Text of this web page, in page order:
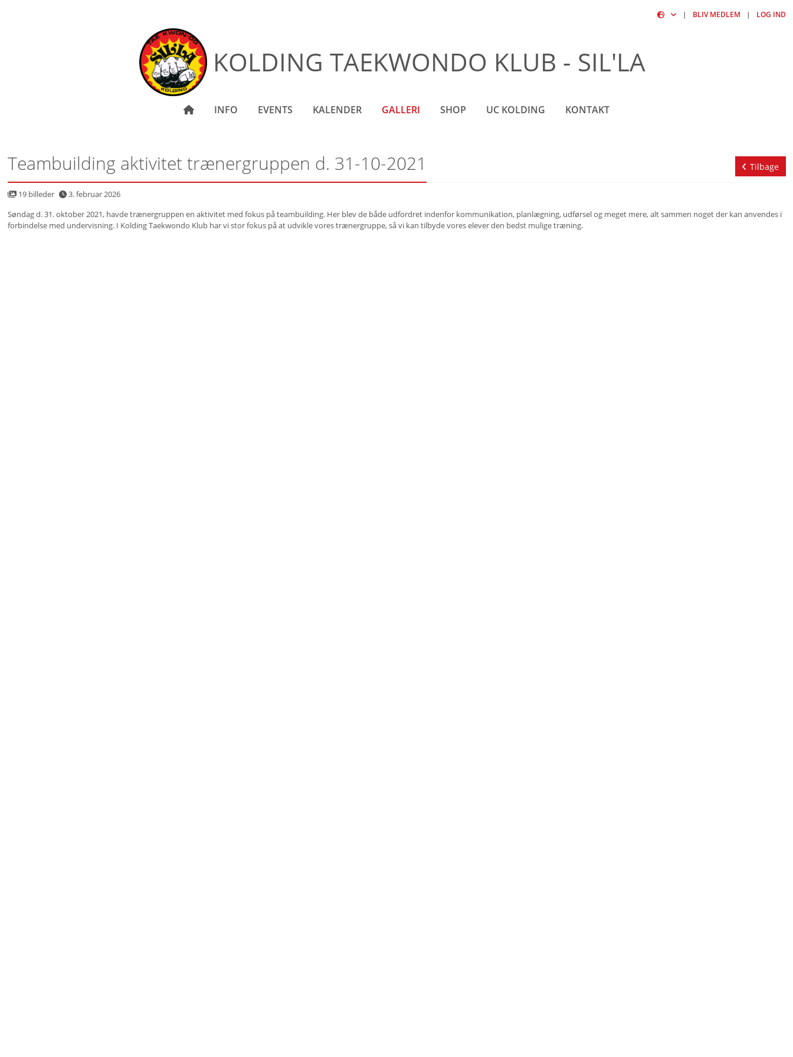
| BLIV MEDLEM | LOG IND
KOLDING TAEKWONDO KLUB - SIL'LA
INFO EVENTS KALENDER GALLERI SHOP UC KOLDING KONTAKT
Teambuilding aktivitet trænergruppen d. 31-10-2021 Tilbage
19 billeder
3. februar 2026
Søndag d. 31. oktober 2021, havde trænergruppen en aktivitet med fokus på teambuilding. Her blev de både udfordret indenfor kommunikation, planlægning, udførsel og meget mere, alt sammen noget der kan anvendes i
forbindelse med undervisning. I Kolding Taekwondo Klub har vi stor fokus på at udvikle vores trænergruppe, så vi kan tilbyde vores elever den bedst mulige træning.